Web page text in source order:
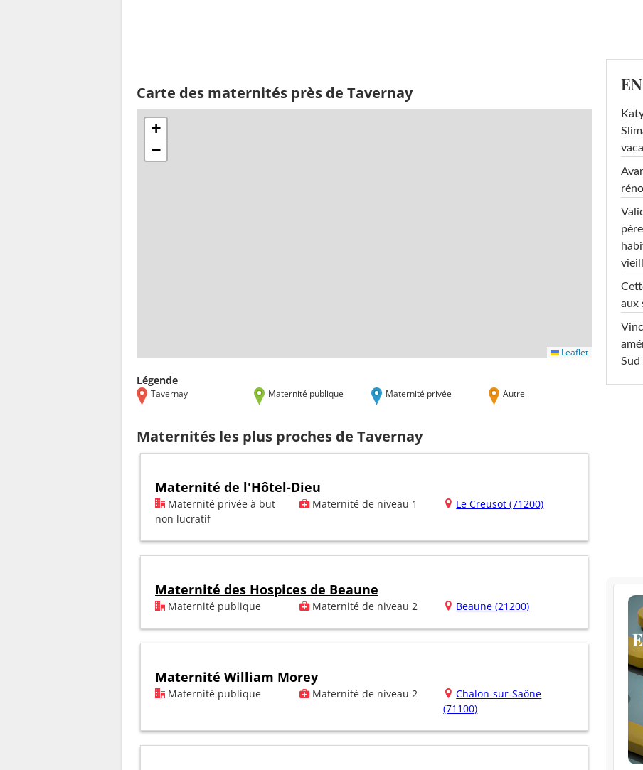
Carte des maternités près de Tavernay
+
−
Leaflet
Légende
Tavernay Maternité publique Maternité privée Autre
Maternités les plus proches de Tavernay
Maternité de l'Hôtel-Dieu
Maternité privée à but
non lucratif
Maternité de niveau 1 Le Creusot (71200)
Maternité des Hospices de Beaune
Maternité publique Maternité de niveau 2 Beaune (21200)
Maternité William Morey
Maternité publique Maternité de niveau 2
Chalon-sur-Saône
(71100)
aux
Sud